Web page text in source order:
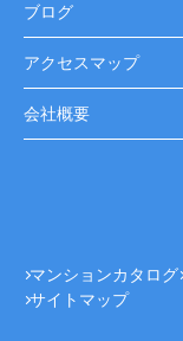
ブログ
アクセスマップ
会社概要
マンションカタログ
サイトマップ